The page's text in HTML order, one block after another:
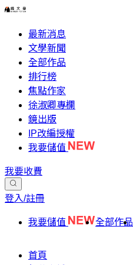
最新消息
文學新聞
全部作品
排行榜
焦點作家
徐淑卿專欄
鏡出版
IP改編授權
我要儲值
我要收費
登入/註冊
我要儲值 全部作品
首頁